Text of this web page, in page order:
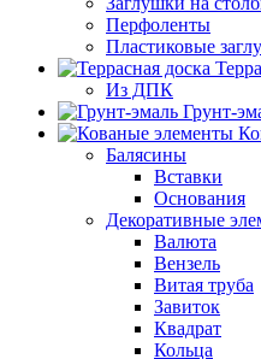
Перфоленты
Пластиковые
Из ДПК
Грунт-
Балясины
Вставки
Основания
Декоративные
Валюта
Вензель
Витая труба
Завиток
Квадрат
Кольца